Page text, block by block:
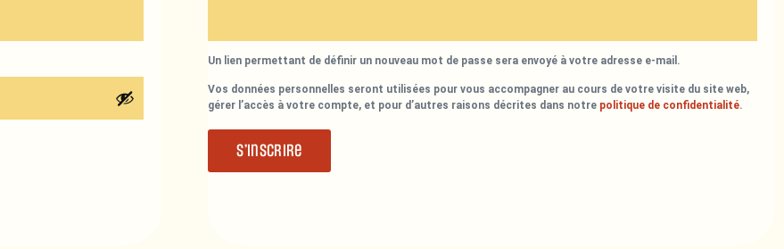
Un lien permettant de définir un nouveau mot de passe sera envoyé à votre adresse e-mail.
Vos données personnelles seront utilisées pour vous accompagner au cours de votre visite du site web,
gérer l’accès à votre compte, et pour d’autres raisons décrites dans notre politique de confidentialité.
S’inscrire